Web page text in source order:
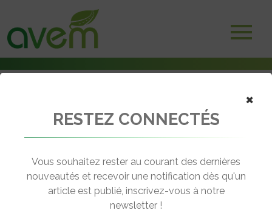
Bornes de recharge enterrées pour camions électriques avec
← Revenir aux actualités
×
RESTEZ CONNECTÉS
Vous souhaitez rester au courant des dernières
nouveautés et recevoir une notification dès qu'un
article est publié, inscrivez-vous à notre
newsletter !